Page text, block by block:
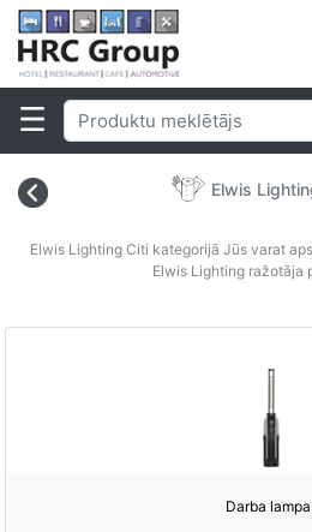
Elwis
Elwis Lighting Citi kategorijā Jūs varat
Elwis Lighting ražotāja
Darba